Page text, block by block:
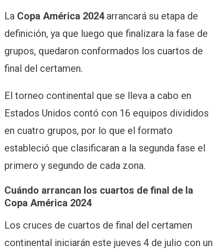
La Copa América 2024arrancará su etapa de
definición, ya que luego que finalizara la fase de
grupos, quedaron conformados los cuartos de
final del certamen.
El torneo continental que se lleva a cabo en
Estados Unidos contó con 16 equipos divididos
en cuatro grupos, por lo que el formato
estableció que clasificaran a la segunda fase el
primero y segundo de cada zona.
Cuándo arrancan los cuartos de final de la
Copa América 2024
Los cruces de cuartos de final del certamen
continental iniciarán este jueves 4 de julio con un